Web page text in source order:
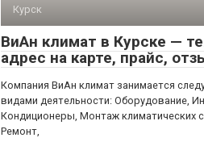
Курск
ВиАн климат в Курске —
адрес на карте, прайс,
Компания ВиАн климат занимается
видами деятельности: Оборудование,
Кондиционеры, Монтаж климатических
Ремонт,